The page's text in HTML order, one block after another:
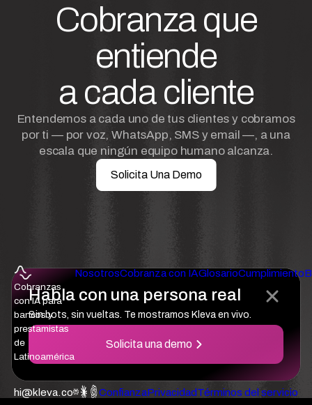
Habla con una persona real
Sin bots, sin vueltas. Te mostramos Kleva en vivo.
Solicita una demo
Cobranza que
entiende
a cada cliente
Entendemos a cada uno de tus clientes y cobramos
por ti — por voz, WhatsApp, SMS y email —, a una
escala que ningún equipo humano alcanza.
Solicita Una Demo
Cobranzas
con IA para
bancos y
prestamistas
de
Latinoamérica
NosotrosCobranza con IAGlosarioCumplimiento
hi@kleva.co ConfianzaPrivacidadTérminos del servicio